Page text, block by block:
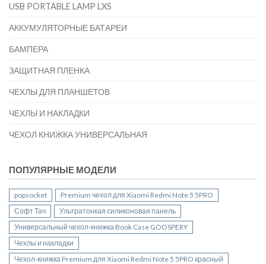
USB PORTABLE LAMP LXS
АККУМУЛЯТОРНЫЕ БАТАРЕИ
БАМПЕРА
ЗАЩИТНАЯ ПЛЕНКА
ЧЕХЛЫ ДЛЯ ПЛАНШЕТОВ
ЧЕХЛЫ И НАКЛАДКИ
ЧЕХОЛ КНИЖКА УНИВЕРСАЛЬНАЯ
ПОПУЛЯРНЫЕ МОДЕЛИ
popsocket
Premium чехол для Xiaomi Redmi Note 5 5PRO
Софт Тач
Ультратонкая силиконовая панель
Универсальный чехол-книжка Book Case GOOSPERY
Чехлы и накладки
Чехол-книжка Premium для Xiaomi Redmi Note 5 5PRO красный